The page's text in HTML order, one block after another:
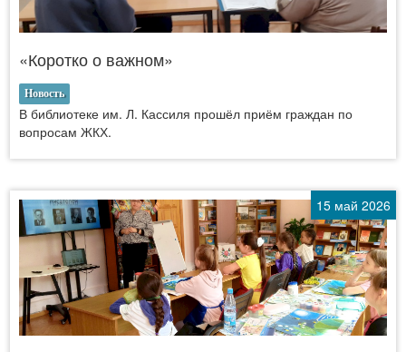
«Коротко о важном»
Новость
В библиотеке им. Л. Кассиля прошёл приём граждан по
вопросам ЖКХ.
15 май 2026